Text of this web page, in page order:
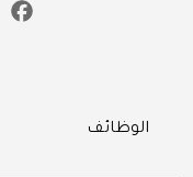
Categories
الوظائف